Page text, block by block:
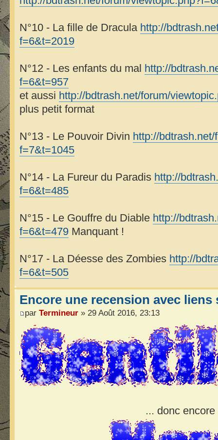
N°10 - La fille de Dracula http://
f=6&t=2019
N°12 - Les enfants du mal http://
f=6&t=957
et aussi http://bdtrash.net/forum/
plus petit format
N°13 - Le Pouvoir Divin http://
f=7&t=1045
N°14 - La Fureur du Paradis http://
f=6&t=485
N°15 - Le Gouffre du Diable http://
f=6&t=479 Manquant !
N°17 - La Déesse des Zombies http://
f=6&t=505
Encore une recension avec liens
par Termineur » 29 Août 2016, 23:13
... donc encore